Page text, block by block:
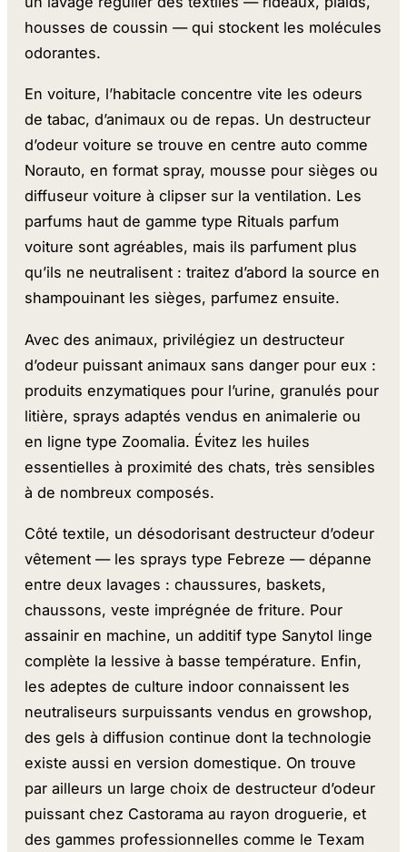
housses de coussin — qui stockent les molécules
odorantes.
En voiture, l’habitacle concentre vite les odeurs
de tabac, d’animaux ou de repas. Un destructeur
d’odeur voiture se trouve en centre auto comme
Norauto, en format spray, mousse pour sièges ou
diffuseur voiture à clipser sur la ventilation. Les
parfums haut de gamme type Rituals parfum
voiture sont agréables, mais ils parfument plus
qu’ils ne neutralisent : traitez d’abord la source en
shampouinant les sièges, parfumez ensuite.
Avec des animaux, privilégiez un destructeur
d’odeur puissant animaux sans danger pour eux :
produits enzymatiques pour l’urine, granulés pour
litière, sprays adaptés vendus en animalerie ou
en ligne type Zoomalia. Évitez les huiles
essentielles à proximité des chats, très sensibles
à de nombreux composés.
Côté textile, un désodorisant destructeur d’odeur
vêtement — les sprays type Febreze — dépanne
entre deux lavages : chaussures, baskets,
chaussons, veste imprégnée de friture. Pour
assainir en machine, un additif type Sanytol linge
complète la lessive à basse température. Enfin,
les adeptes de culture indoor connaissent les
neutraliseurs surpuissants vendus en growshop,
des gels à diffusion continue dont la technologie
existe aussi en version domestique. On trouve
par ailleurs un large choix de destructeur d’odeur
puissant chez Castorama au rayon droguerie, et
des gammes professionnelles comme le Texam